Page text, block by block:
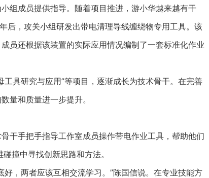
组成员提供指导。随着项目推进，游小华越来越有干
后，攻关小组研发出带电清理导线缠绕物专用工具。该
员还根据该装置的实际应用情况编制了一套标准化作业
具研究与应用”等项目，逐渐成长为技术骨干。在完善
量和质量进一步提升。
手把手指导工作室成员操作带电作业工具，帮助他们
撞中寻找创新思路和方法。
，两者应该互相交流学习。”陈国信说。在专业技能方